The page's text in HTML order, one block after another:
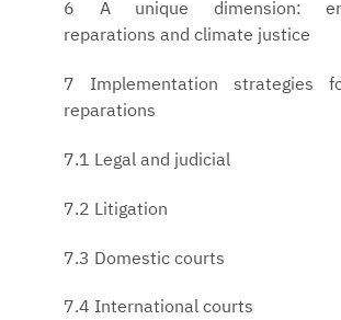
6 A unique dimension:
reparations and climate justice
7 Implementation strategies
reparations
7.1 Legal and judicial
7.2 Litigation
7.3 Domestic courts
7.4 International courts